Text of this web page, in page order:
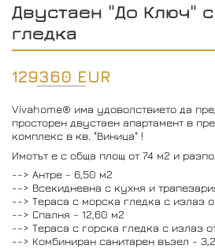
Двустаен "До Ключ"
гледка
129360 EUR
Vivahome® има удоволствието да
просторен двустаен апартамент в
комплекс в кв. "Виница" !
Имотът е с обща площ от 74 м2 и
--> Антре - 6,50 м2
--> Всекидневна с кухня и
--> Тераса с морска гледка с излаз
--> Спалня - 12,60 м2
--> Тераса с горска гледка с излаз
--> Комбиниран санитарен възел -